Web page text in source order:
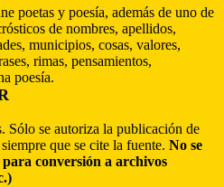
poetas y poesía, además de uno de
de nombres, apellidos,
municipios, cosas, valores,
rimas, pensamientos,
poesía.
Sólo se autoriza la publicación de
que se cite la fuente. No se
conversión a archivos